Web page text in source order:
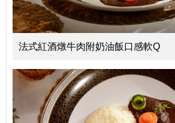
法式紅酒燉牛肉附奶油飯口感軟Q